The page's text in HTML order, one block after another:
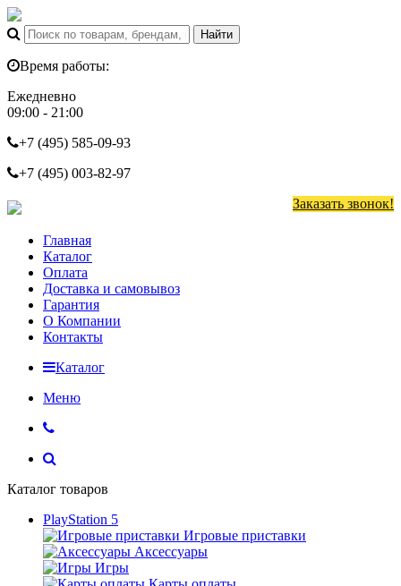
Время работы:
Ежедневно
09:00 - 21:00
+7 (495) 585-09-93
+7 (495) 003-82-97
Заказать звонок!
Главная
Каталог
Оплата
Доставка и самовывоз
Гарантия
О Компании
Контакты
Каталог
Меню
Каталог товаров
PlayStation 5
Игровые приставки
Аксессуары
Игры